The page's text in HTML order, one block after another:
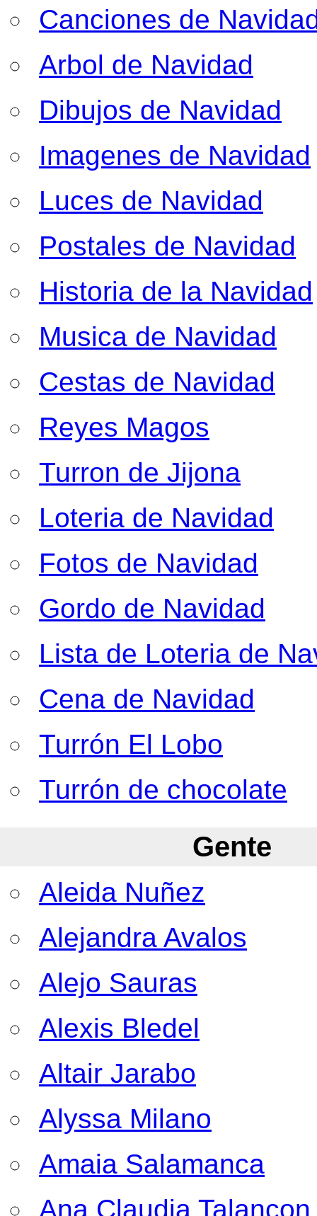
Canciones de
Arbol de Navidad
Dibujos de Navidad
Imagenes de Navidad
Luces de Navidad
Postales de Navidad
Historia de la Navidad
Musica de Navidad
Cestas de Navidad
Reyes Magos
Turron de Jijona
Loteria de Navidad
Fotos de Navidad
Gordo de Navidad
Lista de Loteria de
Cena de Navidad
Turrón El Lobo
Turrón de chocolate
Gente
Aleida Nuñez
Alejandra Avalos
Alejo Sauras
Alexis Bledel
Altair Jarabo
Alyssa Milano
Amaia Salamanca
Ana Claudia Talancon